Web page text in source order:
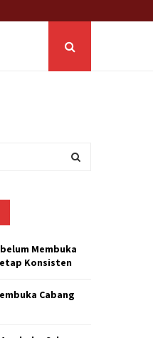
C
Membuka
Konsisten
Cabang